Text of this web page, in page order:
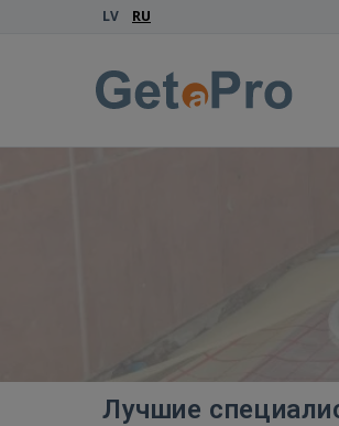
LV RU
Лучшие